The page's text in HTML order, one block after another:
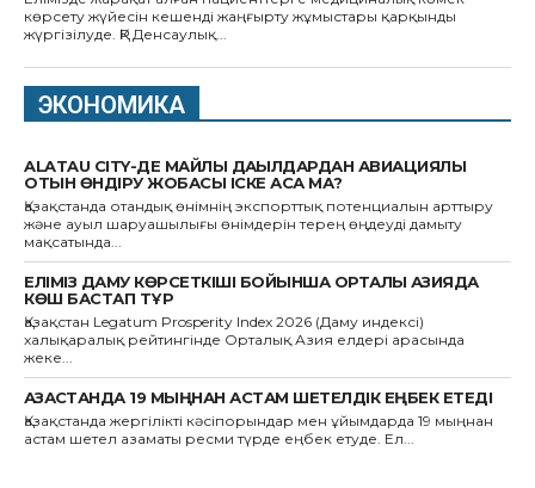
көрсету жүйесін кешенді жаңғырту жұмыстары қарқынды
жүргізілуде. ҚР Денсаулық...
ЭКОНОМИКА
ALATAU CITY-ДЕ МАЙЛЫ ДАҚЫЛДАРДАН АВИАЦИЯЛЫҚ
ОТЫН ӨНДІРУ ЖОБАСЫ ІСКЕ АСА МА?
Қазақстанда отандық өнімнің экспорттық потенциалын арттыру
және ауыл шаруашылығы өнімдерін терең өңдеуді дамыту
мақсатында...
ЕЛІМІЗ ДАМУ КӨРСЕТКІШІ БОЙЫНША ОРТАЛЫҚ АЗИЯДА
КӨШ БАСТАП ТҰР
Қазақстан Legatum Prosperity Index 2026 (Даму индексі)
халықаралық рейтингінде Орталық Азия елдері арасында
жеке...
ҚАЗАҚСТАНДА 19 МЫҢНАН АСТАМ ШЕТЕЛДІК ЕҢБЕК ЕТЕДІ
Қазақстанда жергілікті кәсіпорындар мен ұйымдарда 19 мыңнан
астам шетел азаматы ресми түрде еңбек етуде. Ел...